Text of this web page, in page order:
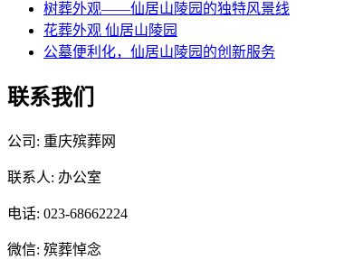
树葬外观——仙居山陵园的独特风景线
花葬外观 仙居山陵园
公墓便利化，仙居山陵园的创新服务
联系我们
公司: 重庆殡葬网
联系人: 办公室
电话: 023-68662224
微信: 殡葬悼念